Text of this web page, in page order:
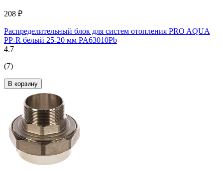
208 ₽
Распределительный блок для систем отопления PRO AQUA
PP-R белый 25-20 мм PA63010Pb
4.7
(7)
В корзину